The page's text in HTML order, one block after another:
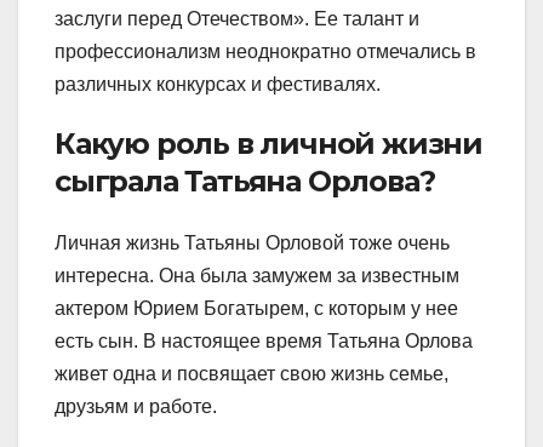
заслуги перед Отечеством». Ее талант и
профессионализм неоднократно отмечались в
различных конкурсах и фестивалях.
Какую роль в личной жизни
сыграла Татьяна Орлова?
Личная жизнь Татьяны Орловой тоже очень
интересна. Она была замужем за известным
актером Юрием Богатырем, с которым у нее
есть сын. В настоящее время Татьяна Орлова
живет одна и посвящает свою жизнь семье,
друзьям и работе.